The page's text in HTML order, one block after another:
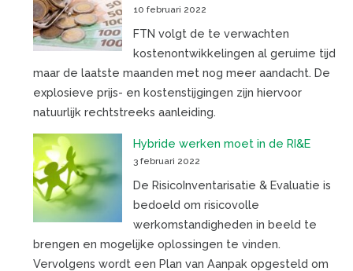
10 februari 2022
FTN volgt de te verwachten
kostenontwikkelingen al geruime tijd
maar de laatste maanden met nog meer aandacht. De
explosieve prijs- en kostenstijgingen zijn hiervoor
natuurlijk rechtstreeks aanleiding.
Hybride werken moet in de RI&E
3 februari 2022
De RisicoInventarisatie & Evaluatie is
bedoeld om risicovolle
werkomstandigheden in beeld te
brengen en mogelijke oplossingen te vinden.
Vervolgens wordt een Plan van Aanpak opgesteld om